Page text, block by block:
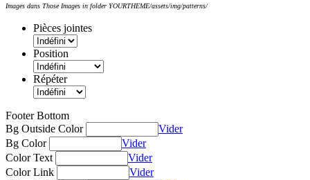
Images dans Those Images in folder YOURTHEME/assets/img/patterns/
Pièces jointes
Position
Répéter
Footer Bottom
Bg Outside Color
Vider
Bg Color
Vider
Color Text
Vider
Color Link
Vider